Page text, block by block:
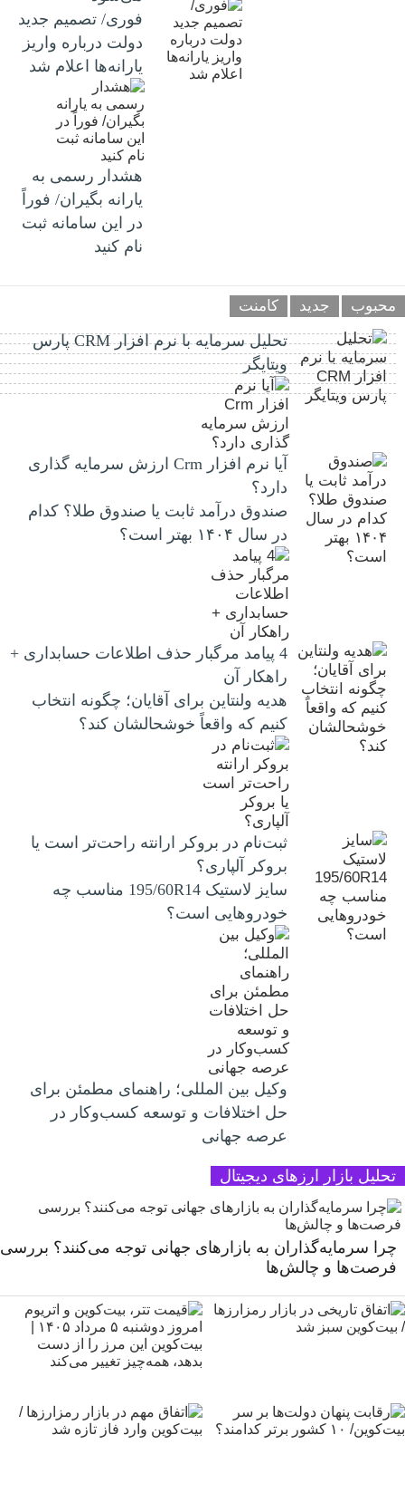
فوری/ تصمیم جدید
دولت درباره واریز
یارانه‌ها اعلام شد
هشدار رسمی به
یارانه بگیران/ فوراً
در این سامانه ثبت
نام کنید
محبوب جدید کامنت
تحلیل سرمایه با نرم افزار CRM پارس
ویتایگر
آیا نرم افزار Crm ارزش سرمایه گذاری
دارد؟
صندوق درآمد ثابت یا صندوق طلا؟ کدام
در سال ۱۴۰۴ بهتر است؟
4 پیامد مرگبار حذف اطلاعات حسابداری +
راهکار آن
هدیه ولنتاین برای آقایان؛ چگونه انتخاب
کنیم که واقعاً خوشحالشان کند؟
ثبت‌نام در بروکر ارانته راحت‌تر است یا
بروکر آلپاری؟
سایز لاستیک 195/60R14 مناسب چه
خودروهایی است؟
وکیل بین المللی؛ راهنمای مطمئن برای
حل اختلافات و توسعه کسب‌وکار در
عرصه جهانی
تحلیل بازار ارزهای دیجیتال
چرا سرمایه‌گذاران به بازارهای جهانی توجه می‌کنند؟ بررسی
فرصت‌ها و چالش‌ها